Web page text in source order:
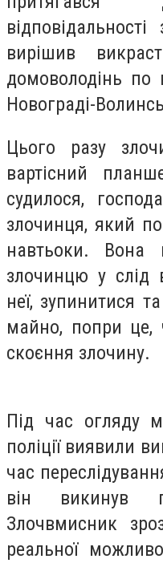
вирішив
домоволодінь по
Новограді-
Цього разу
вартісний
судилося,
злочинця, який
навтьоки. Вона
злочинцю у слід
неї, зупинитися
майно, попри це,
скоєння злочину.
Під час огляду
поліції виявили
час
він викинув
Злочвмисник
реальної